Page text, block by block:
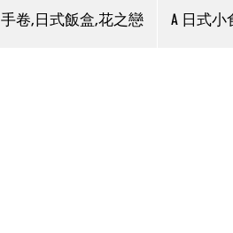
手卷,日式飯盒,花之戀 A 日式小